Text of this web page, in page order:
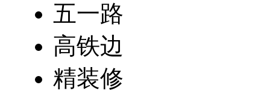
五一路
高铁边
精装修